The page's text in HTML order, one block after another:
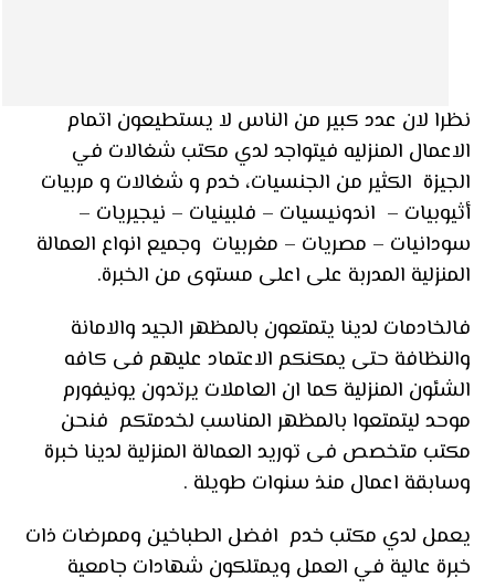
نظرا لان عدد كبير من الناس لا يستطيعون اتمام
الاعمال المنزليه فيتواجد لدي مكتب شغالات في
الجيزة الكثير من الجنسيات، خدم و شغالات و مربيات
أثيوبيات – اندونيسيات – فلبينيات – نيجيريات –
سودانيات – مصريات – مغربيات وجميع انواع العمالة
المنزلية المدربة على اعلى مستوى من الخبرة.
فالخادمات لدينا يتمتعون بالمظهر الجيد والامانة
والنظافة حتى يمكنكم الاعتماد عليهم فى كافه
الشئون المنزلية كما ان العاملات يرتدون يونيفورم
موحد ليتمتعوا بالمظهر المناسب لخدمتكم فنحن
مكتب متخصص فى توريد العمالة المنزلية لدينا خبرة
وسابقة اعمال منذ سنوات طويلة .
يعمل لدي مكتب خدم افضل الطباخين وممرضات ذات
خبرة عالية في العمل ويمتلكون شهادات جامعية